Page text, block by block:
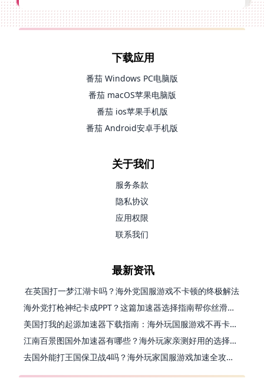
下载应用
番茄 Windows PC电脑版
番茄 macOS苹果电脑版
番茄 ios苹果手机版
番茄 Android安卓手机版
关于我们
服务条款
隐私协议
应用权限
联系我们
最新资讯
在英国打一梦江湖卡吗？海外党国服游戏不卡顿的终极解法
海外党打枪神纪卡成PPT？这篇加速器选择指南帮你丝滑上分
美国打我的起源加速器下载指南：海外玩国服游戏不再卡的终极方案
江南百景图国外加速器有哪些？海外玩家亲测好用的选择与避坑指南
去国外能打王国保卫战4吗？海外玩家国服游戏加速全攻略（附公主连结幻想江湖实测）